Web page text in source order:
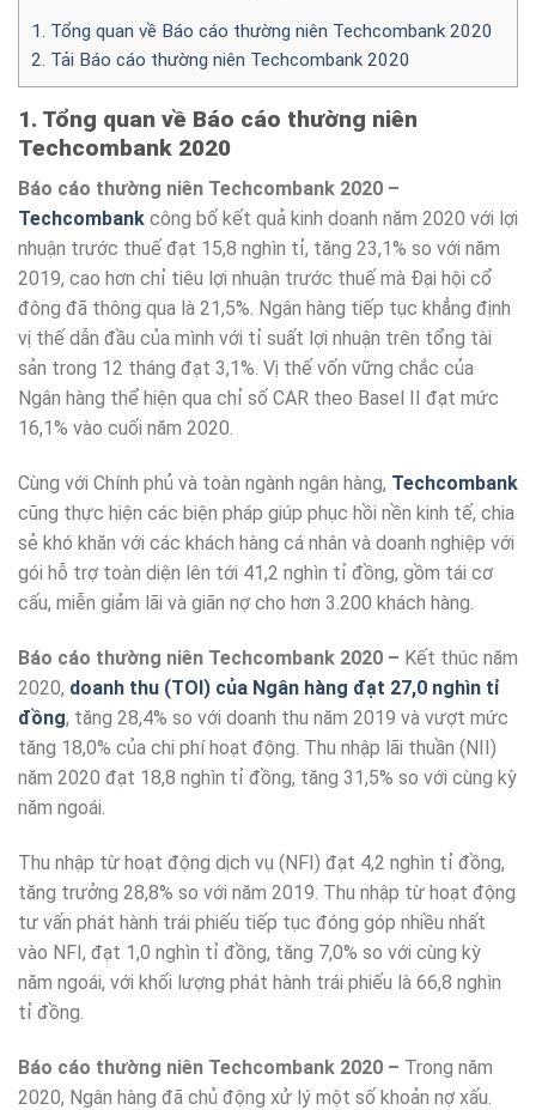
1. Tổng quan về Báo cáo thường niên Techcombank 2020
2. Tải Báo cáo thường niên Techcombank 2020
1. Tổng quan về Báo cáo thường niên
Techcombank 2020
Báo cáo thường niên Techcombank 2020 –
Techcombank công bố kết quả kinh doanh năm 2020 với lợi
nhuận trước thuế đạt 15,8 nghìn tỉ, tăng 23,1% so với năm
2019, cao hơn chỉ tiêu lợi nhuận trước thuế mà Đại hội cổ
đông đã thông qua là 21,5%. Ngân hàng tiếp tục khẳng định
vị thế dẫn đầu của mình với tỉ suất lợi nhuận trên tổng tài
sản trong 12 tháng đạt 3,1%. Vị thế vốn vững chắc của
Ngân hàng thể hiện qua chỉ số CAR theo Basel II đạt mức
16,1% vào cuối năm 2020.
Cùng với Chính phủ và toàn ngành ngân hàng, Techcombank
cũng thực hiện các biện pháp giúp phục hồi nền kinh tế, chia
sẻ khó khăn với các khách hàng cá nhân và doanh nghiệp với
gói hỗ trợ toàn diện lên tới 41,2 nghìn tỉ đồng, gồm tái cơ
cấu, miễn giảm lãi và giãn nợ cho hơn 3.200 khách hàng.
Báo cáo thường niên Techcombank 2020 – Kết thúc năm
2020, doanh thu (TOI) của Ngân hàng đạt 27,0 nghìn tỉ
đồng, tăng 28,4% so với doanh thu năm 2019 và vượt mức
tăng 18,0% của chi phí hoạt động. Thu nhập lãi thuần (NII)
năm 2020 đạt 18,8 nghìn tỉ đồng, tăng 31,5% so với cùng kỳ
năm ngoái.
Thu nhập từ hoạt động dịch vụ (NFI) đạt 4,2 nghìn tỉ đồng,
tăng trưởng 28,8% so với năm 2019. Thu nhập từ hoạt động
tư vấn phát hành trái phiếu tiếp tục đóng góp nhiều nhất
vào NFI, đạt 1,0 nghìn tỉ đồng, tăng 7,0% so với cùng kỳ
năm ngoái, với khối lượng phát hành trái phiếu là 66,8 nghìn
tỉ đồng.
Báo cáo thường niên Techcombank 2020 – Trong năm
2020, Ngân hàng đã chủ động xử lý một số khoản nợ xấu.